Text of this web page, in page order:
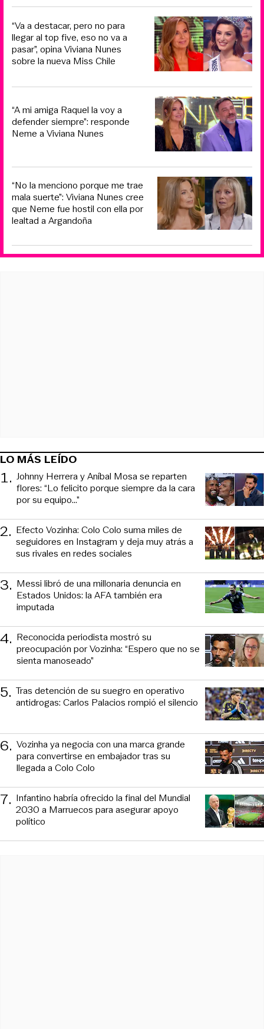
“Va a destacar, pero no para
llegar al top five, eso no va a
pasar”, opina Viviana Nunes
sobre la nueva Miss Chile
“A mi amiga Raquel la voy a
defender siempre”: responde
Neme a Viviana Nunes
“No la menciono porque me trae
mala suerte”: Viviana Nunes cree
que Neme fue hostil con ella por
lealtad a Argandoña
LO MÁS LEÍDO
1. Johnny Herrera y Aníbal Mosa se reparten
flores: “Lo felicito porque siempre da la cara
por su equipo…”
2. Efecto Vozinha: Colo Colo suma miles de
seguidores en Instagram y deja muy atrás a
sus rivales en redes sociales
3. Messi libró de una millonaria denuncia en
Estados Unidos: la AFA también era
imputada
4. Reconocida periodista mostró su
preocupación por Vozinha: “Espero que no se
sienta manoseado”
5. Tras detención de su suegro en operativo
antidrogas: Carlos Palacios rompió el silencio
6. Vozinha ya negocia con una marca grande
para convertirse en embajador tras su
llegada a Colo Colo
7. Infantino habría ofrecido la final del Mundial
2030 a Marruecos para asegurar apoyo
político